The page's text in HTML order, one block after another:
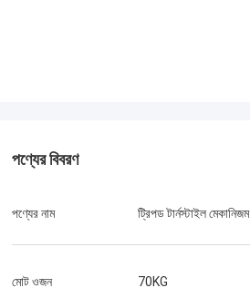
পণ্যের বিবরণ
পণ্যের নাম ট্রিপড টার্নস্টাইল মেকানিজম
মোট ওজন 70KG